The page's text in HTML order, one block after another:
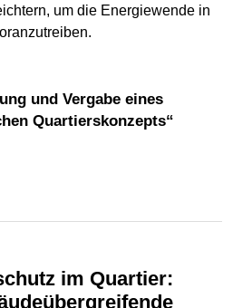
um die Energiewende in
und Vergabe eines
Quartierskonzepts“